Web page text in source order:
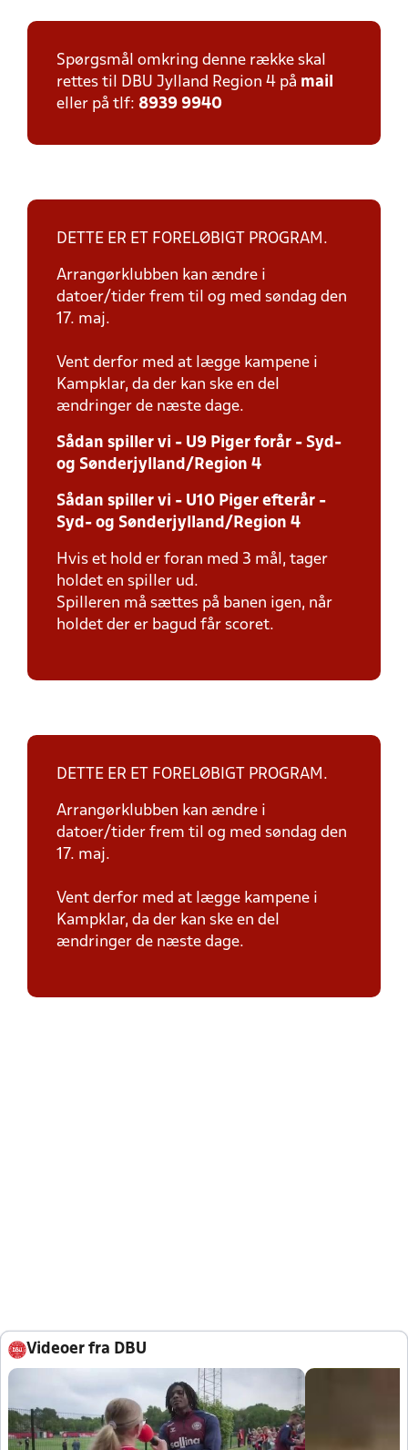
Spørgsmål omkring denne række skal
rettes til DBU Jylland Region 4 på mail
eller på tlf: 8939 9940
DETTE ER ET FORELØBIGT PROGRAM.
Arrangørklubben kan ændre i
datoer/tider frem til og med søndag den
17. maj.
Vent derfor med at lægge kampene i
Kampklar, da der kan ske en del
ændringer de næste dage.
Sådan spiller vi - U9 Piger forår - Syd-
og Sønderjylland/Region 4
Sådan spiller vi - U10 Piger efterår -
Syd- og Sønderjylland/Region 4
Hvis et hold er foran med 3 mål, tager
holdet en spiller ud.
Spilleren må sættes på banen igen, når
holdet der er bagud får scoret.
DETTE ER ET FORELØBIGT PROGRAM.
Arrangørklubben kan ændre i
datoer/tider frem til og med søndag den
17. maj.
Vent derfor med at lægge kampene i
Kampklar, da der kan ske en del
ændringer de næste dage.
Videoer fra DBU